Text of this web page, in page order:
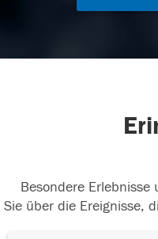
Besondere
Sie über die Ereignisse,